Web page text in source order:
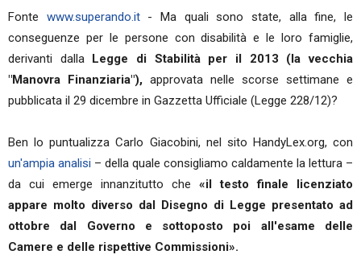
Fonte www.superando.it- Ma quali sono state, alla fine, le
conseguenze per le persone con disabilità e le loro famiglie,
derivanti dalla Legge di Stabilità per il 2013 (la vecchia
"Manovra Finanziaria"), approvata nelle scorse settimane e
pubblicata il 29 dicembre in Gazzetta Ufficiale (Legge 228/12)?
Ben lo puntualizza Carlo Giacobini, nel sito HandyLex.org, con
un'ampia analisi – della quale consigliamo caldamente la lettura –
da cui emerge innanzitutto che «il testo finale licenziato
appare molto diverso dal Disegno di Legge presentato ad
ottobre dal Governo e sottoposto poi all'esame delle
Camere e delle rispettive Commissioni».